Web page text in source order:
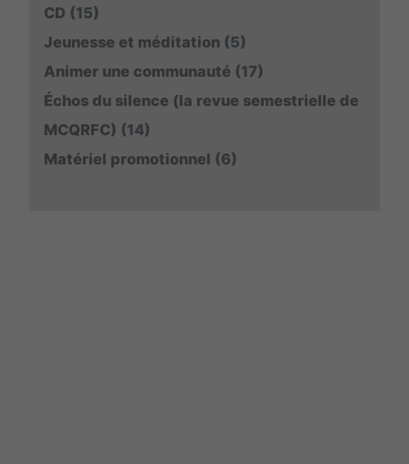
CD (15)
Jeunesse et méditation (5)
Animer une communauté (17)
Échos du silence (la revue semestrielle de
MCQRFC) (14)
Matériel promotionnel (6)